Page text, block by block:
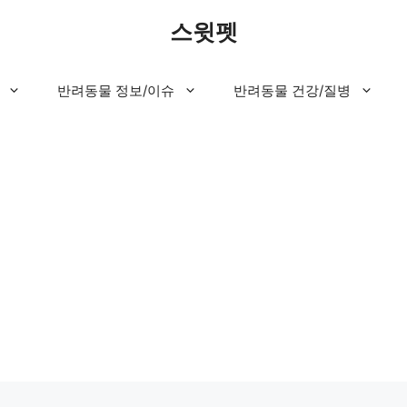
스윗펫
반려동물 정보/이슈 반려동물 건강/질병